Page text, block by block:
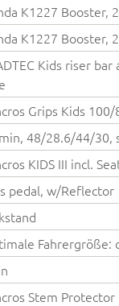
K1227 Booster,
K1227 Booster,
Kids riser
Grips Kids 100/
48/28.6/44/30,
KIDS III incl.
pedal, w/Reflector
Fahrergröße:
Stem Protector